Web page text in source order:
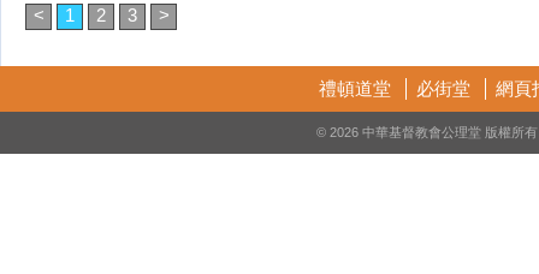
< 1 2 3 >
禮頓道堂 必街堂 網頁
© 2026 中華基督教會公理堂 版權所